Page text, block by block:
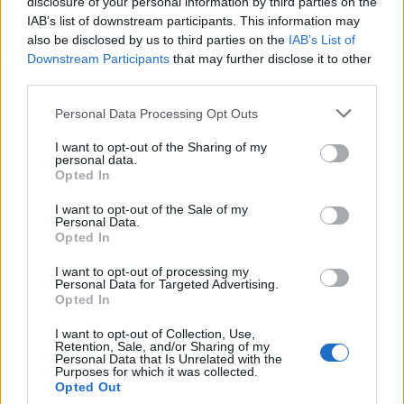
IAB’s list of downstream participants. This information may
also be disclosed by us to third parties on the IAB’s List of
Downstream Participants that may further disclose it to other
Personal Data Processing Opt Outs
I want to opt-out of the Sharing of my
personal data.
Opted In
I want to opt-out of the Sale of my
Personal Data.
Opted In
I want to opt-out of processing my
Personal Data for Targeted Advertising.
Opted In
I want to opt-out of Collection, Use,
Retention, Sale, and/or Sharing of my
Personal Data that Is Unrelated with the
Purposes for which it was collected.
Opted Out
HOZZÁSZÓLOK A CIKKHEZ
Save my name, email, and website in this browser for the
next time I comment.